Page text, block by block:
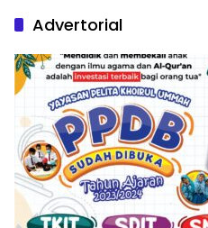
Advertorial